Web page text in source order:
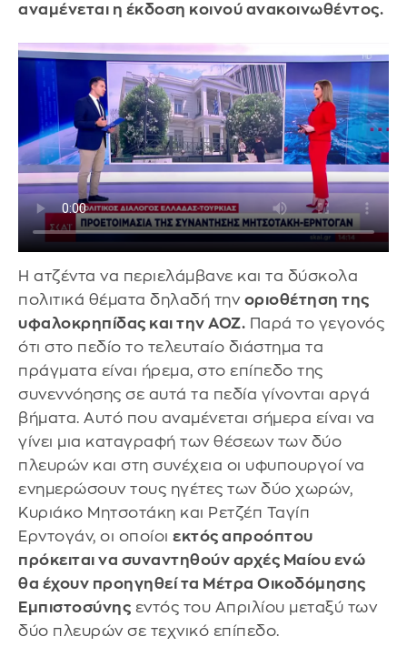
αναμένεται η έκδοση κοινού ανακοινωθέντος.
Η ατζέντα να περιελάμβανε και τα δύσκολα
πολιτικά θέματα δηλαδή την οριοθέτηση της
υφαλοκρηπίδας και την ΑΟΖ. Παρά το γεγονός
ότι στο πεδίο το τελευταίο διάστημα τα
πράγματα είναι ήρεμα, στο επίπεδο της
συνεννόησης σε αυτά τα πεδία γίνονται αργά
βήματα. Αυτό που αναμένεται σήμερα είναι να
γίνει μια καταγραφή των θέσεων των δύο
πλευρών και στη συνέχεια οι υφυπουργοί να
ενημερώσουν τους ηγέτες των δύο χωρών,
Κυριάκο Μητσοτάκη και Ρετζέπ Ταγίπ
Ερντογάν, οι οποίοι εκτός απροόπτου
πρόκειται να συναντηθούν αρχές Μαίου ενώ
θα έχουν προηγηθεί τα Μέτρα Οικοδόμησης
Εμπιστοσύνης εντός του Απριλίου μεταξύ των
δύο πλευρών σε τεχνικό επίπεδο.